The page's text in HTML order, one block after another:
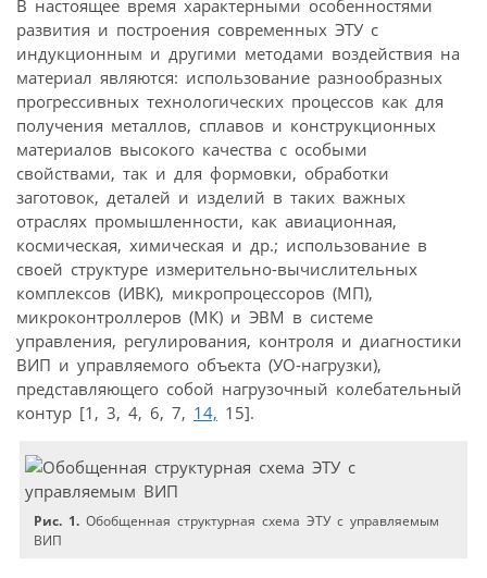
В настоящее время характерными особенностями
развития и построения современных ЭТУ с
индукционным и другими методами воздействия на
материал являются: использование разнообразных
прогрессивных технологических процессов как для
получения металлов, сплавов и конструкционных
материалов высокого качества с особыми
свойствами, так и для формовки, обработки
заготовок, деталей и изделий в таких важных
отраслях промышленности, как авиационная,
космическая, химическая и др.; использование в
своей структуре измерительно-вычислительных
комплексов (ИВК), микропроцессоров (МП),
микроконтроллеров (МК) и ЭВМ в системе
управления, регулирования, контроля и диагностики
ВИП и управляемого объекта (УО-нагрузки),
представляющего собой нагрузочный колебательный
контур [1, 3, 4, 6, 7, 14, 15].
Рис. 1. Обобщенная структурная схема ЭТУ с управляемым
ВИП